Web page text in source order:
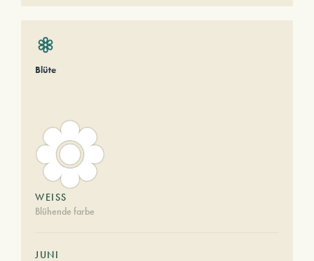
Blüte
WEISS
Blühende farbe
JUNI